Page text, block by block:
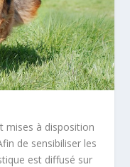
mises à disposition
de sensibiliser les
est diffusé sur